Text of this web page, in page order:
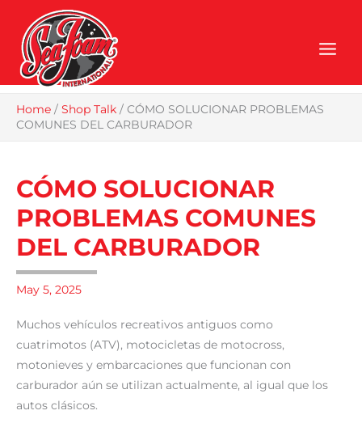
content
Home / Shop Talk / CÓMO SOLUCIONAR PROBLEMAS
COMUNES DEL CARBURADOR
CÓMO SOLUCIONAR
PROBLEMAS COMUNES
DEL CARBURADOR
May 5, 2025
Muchos vehículos recreativos antiguos como
cuatrimotos (ATV), motocicletas de motocross,
motonieves y embarcaciones que funcionan con
carburador aún se utilizan actualmente, al igual que los
autos clásicos.